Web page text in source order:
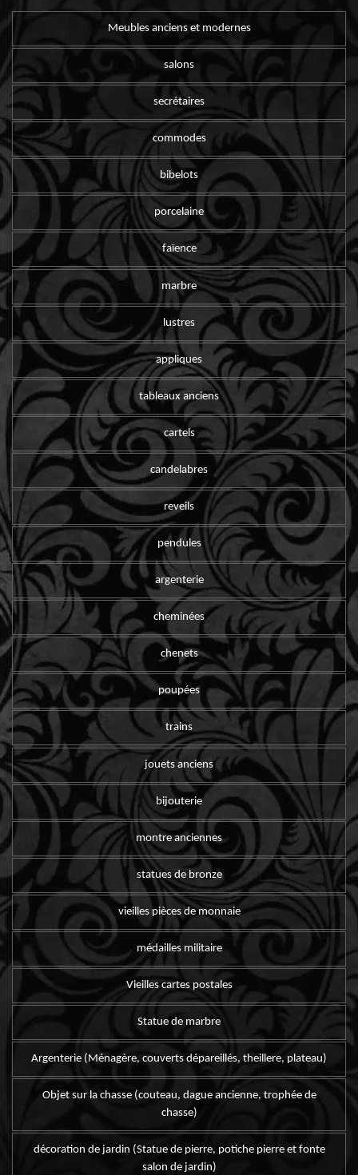
Meubles anciens et modernes
salons
secrétaires
commodes
bibelots
porcelaine
faïence
marbre
lustres
appliques
tableaux anciens
cartels
candelabres
reveils
pendules
argenterie
cheminées
chenets
poupées
trains
jouets anciens
bijouterie
montre anciennes
statues de bronze
vieilles pièces de monnaie
médailles militaire
Vieilles cartes postales
Statue de marbre
Argenterie (Ménagère, couverts dépareillés, theillere, plateau)
Objet sur la chasse (couteau, dague ancienne, trophée de
chasse)
décoration de jardin (Statue de pierre, potiche pierre et fonte
salon de jardin)